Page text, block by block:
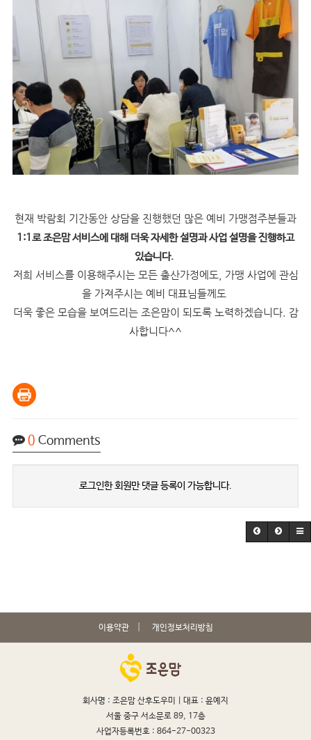
현재 박람회 기간동안 상담을 진행했던 많은 예비 가맹점주분들과
1:1로 조은맘 서비스에 대해 더욱 자세한 설명과 사업 설명을 진행하고
있습니다.
저희 서비스를 이용해주시는 모든 출산가정에도, 가맹 사업에 관심
을 가져주시는 예비 대표님들께도
더욱 좋은 모습을 보여드리는 조은맘이 되도록 노력하겠습니다. 감
사합니다^^
0 Comments
로그인한 회원만 댓글 등록이 가능합니다.
이용약관 개인정보처리방침
회사명 : 조은맘 산후도우미 | 대표 : 윤예지
서울 중구 서소문로 89, 17층
사업자등록번호 : 864-27-00323